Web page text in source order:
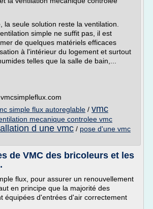
la seule solution reste la ventilation.
simple ne suffit pas, il est
de quelques matériels efficaces
à l'intérieur du logement et surtout
telles que la salle de bain,...
simple flux autoreglable / vmc
mecanique controlee vmc
d une vmc / pose d'une vmc
de VMC des bricoleurs et les
flux, pour assurer un renouvellement
en principe que la majorité des
équipées d'entrées d'air correctement